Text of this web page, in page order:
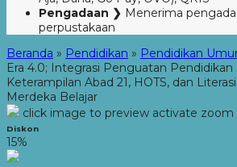
Pengadaan ❯ Menerima
perpustakaan
Beranda » Pendidikan » Pendidikan
Era 4.0; Integrasi Penguatan Pendidikan
Keterampilan Abad 21, HOTS, dan
Merdeka Belajar
click image to preview activate zoom
Diskon
15%